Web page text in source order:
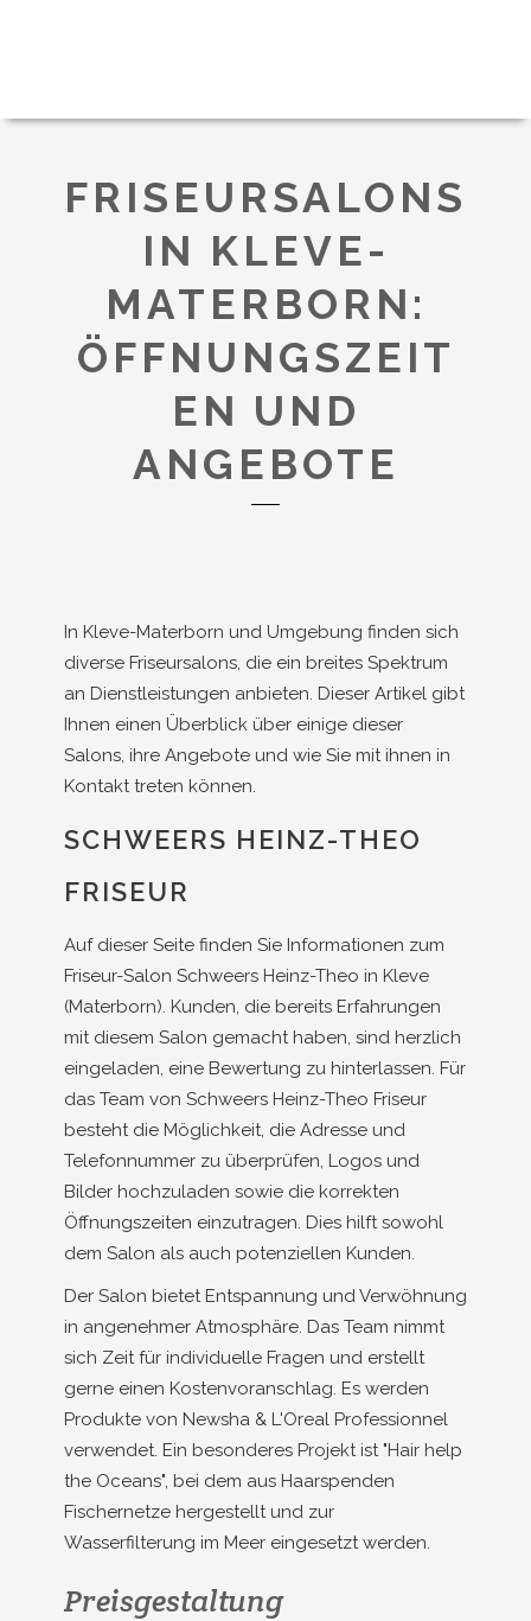
FRISEURSALONS
IN KLEVE-
MATERBORN:
ÖFFNUNGSZEIT
EN UND
ANGEBOTE
In Kleve-Materborn und Umgebung finden sich
diverse Friseursalons, die ein breites Spektrum
an Dienstleistungen anbieten. Dieser Artikel gibt
Ihnen einen Überblick über einige dieser
Salons, ihre Angebote und wie Sie mit ihnen in
Kontakt treten können.
SCHWEERS HEINZ-THEO
FRISEUR
Auf dieser Seite finden Sie Informationen zum
Friseur-Salon Schweers Heinz-Theo in Kleve
(Materborn). Kunden, die bereits Erfahrungen
mit diesem Salon gemacht haben, sind herzlich
eingeladen, eine Bewertung zu hinterlassen. Für
das Team von Schweers Heinz-Theo Friseur
besteht die Möglichkeit, die Adresse und
Telefonnummer zu überprüfen, Logos und
Bilder hochzuladen sowie die korrekten
Öffnungszeiten einzutragen. Dies hilft sowohl
dem Salon als auch potenziellen Kunden.
Der Salon bietet Entspannung und Verwöhnung
in angenehmer Atmosphäre. Das Team nimmt
sich Zeit für individuelle Fragen und erstellt
gerne einen Kostenvoranschlag. Es werden
Produkte von Newsha & L'Oreal Professionnel
verwendet. Ein besonderes Projekt ist "Hair help
the Oceans", bei dem aus Haarspenden
Fischernetze hergestellt und zur
Wasserfilterung im Meer eingesetzt werden.
Preisgestaltung